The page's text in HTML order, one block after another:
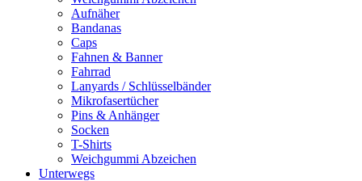
Aufnäher
Bandanas
Caps
Fahnen & Banner
Fahrrad
Lanyards / Schlüsselbänder
Mikrofasertücher
Pins & Anhänger
Socken
T-Shirts
Weichgummi Abzeichen
Unterwegs